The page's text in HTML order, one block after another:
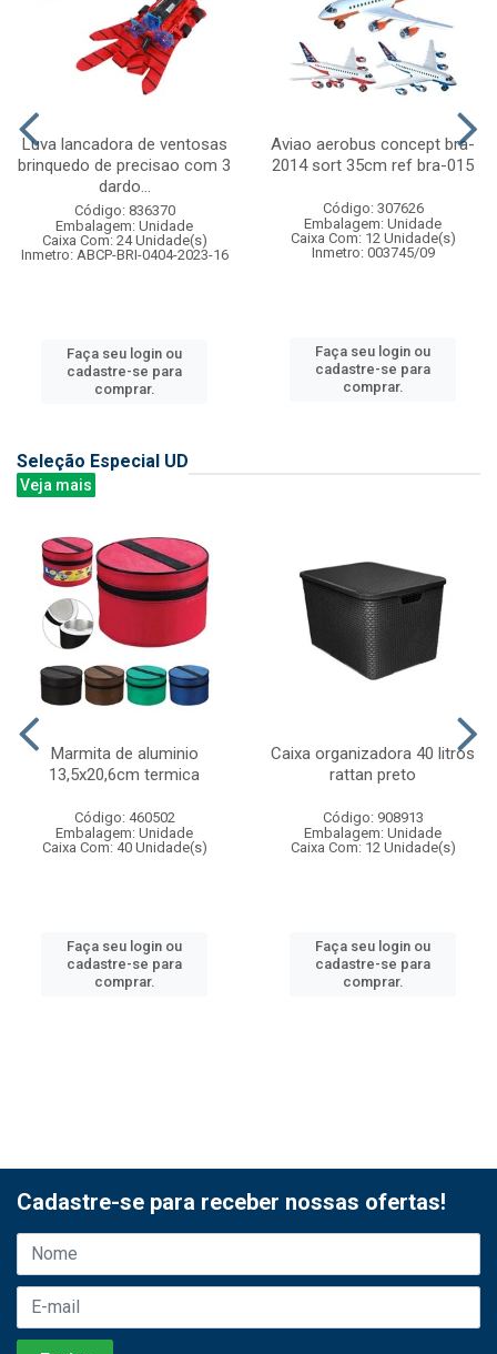
Luva lancadora de ventosas
brinquedo de precisao com 3
dardo...
Código: 836370
Embalagem: Unidade
Caixa Com: 24 Unidade(s)
Inmetro: ABCP-BRI-0404-2023-16
Faça seu login ou
cadastre-se para
comprar.
Aviao aerobus concept bra-
2014 sort 35cm ref bra-015
Código: 307626
Embalagem: Unidade
Caixa Com: 12 Unidade(s)
Inmetro: 003745/09
Faça seu login ou
cadastre-se para
comprar.
Seleção Especial UD
Veja mais
Marmita de aluminio
13,5x20,6cm termica
Código: 460502
Embalagem: Unidade
Caixa Com: 40 Unidade(s)
Faça seu login ou
cadastre-se para
comprar.
Caixa organizadora 40 litros
rattan preto
Código: 908913
Embalagem: Unidade
Caixa Com: 12 Unidade(s)
Faça seu login ou
cadastre-se para
comprar.
Cadastre-se para receber nossas ofertas!